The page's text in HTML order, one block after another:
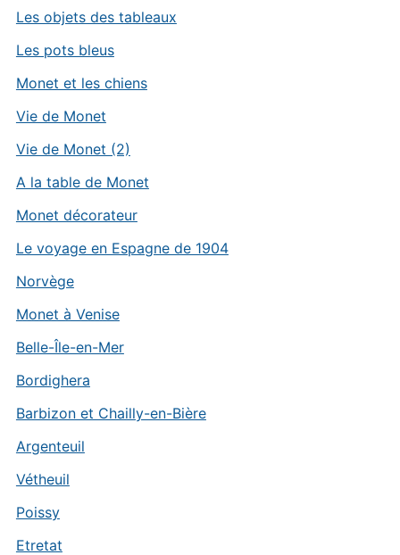
Les objets des tableaux
Les pots bleus
Monet et les chiens
Vie de Monet
Vie de Monet (2)
A la table de Monet
Monet décorateur
Le voyage en Espagne de 1904
Norvège
Monet à Venise
Belle-Île-en-Mer
Bordighera
Barbizon et Chailly-en-Bière
Argenteuil
Vétheuil
Poissy
Etretat